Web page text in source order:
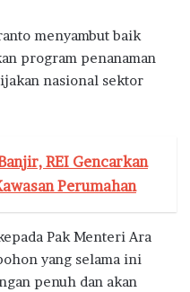
menyambut baik
program penanaman
nasional sektor
REI Gencarkan
Perumahan
Pak Menteri Ara
yang selama ini
penuh dan akan